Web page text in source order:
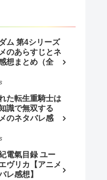
ム 第4シリーズ
のあらすじとネ
想まとめ（全
た転生重騎士は
識で無双する
のネタバレ感
電氣目録 ユー
ヴリカ【アニメ
レ感想】